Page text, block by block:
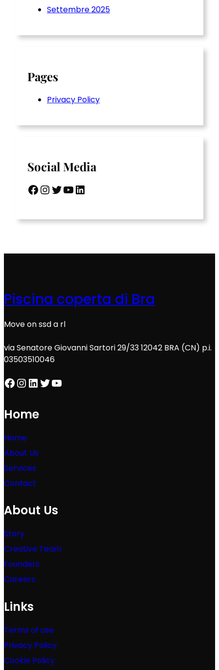
Settembre 2025
Pages
Privacy Policy
Social Media
Facebook InstagramTwitter YouTube LinkedIn
Piscina coperta di Bra
Move on ssd a rl
via Senatore Giovanni Sartori 29/33 12042 BRA (CN) p.i.
03503510046
Facebook InstagramLinkedIn Twitter YouTube
Home
Home
About Us
Services
Contact
About Us
Story
Creative Team
Founders
Careers
Links
Terms of use
Privacy Policy
Cookie Policy